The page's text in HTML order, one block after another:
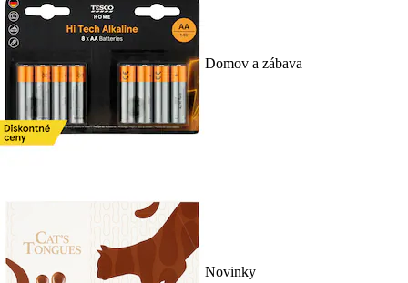
Domov a zábava
Novinky